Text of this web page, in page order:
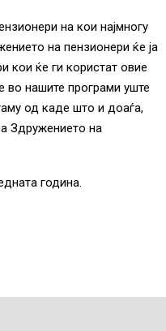
на кои најмногу
на пензионери ќе ја
кои ќе ги користат овие
во нашите програми уште
од каде што и доаѓа,
Здружението на
година.